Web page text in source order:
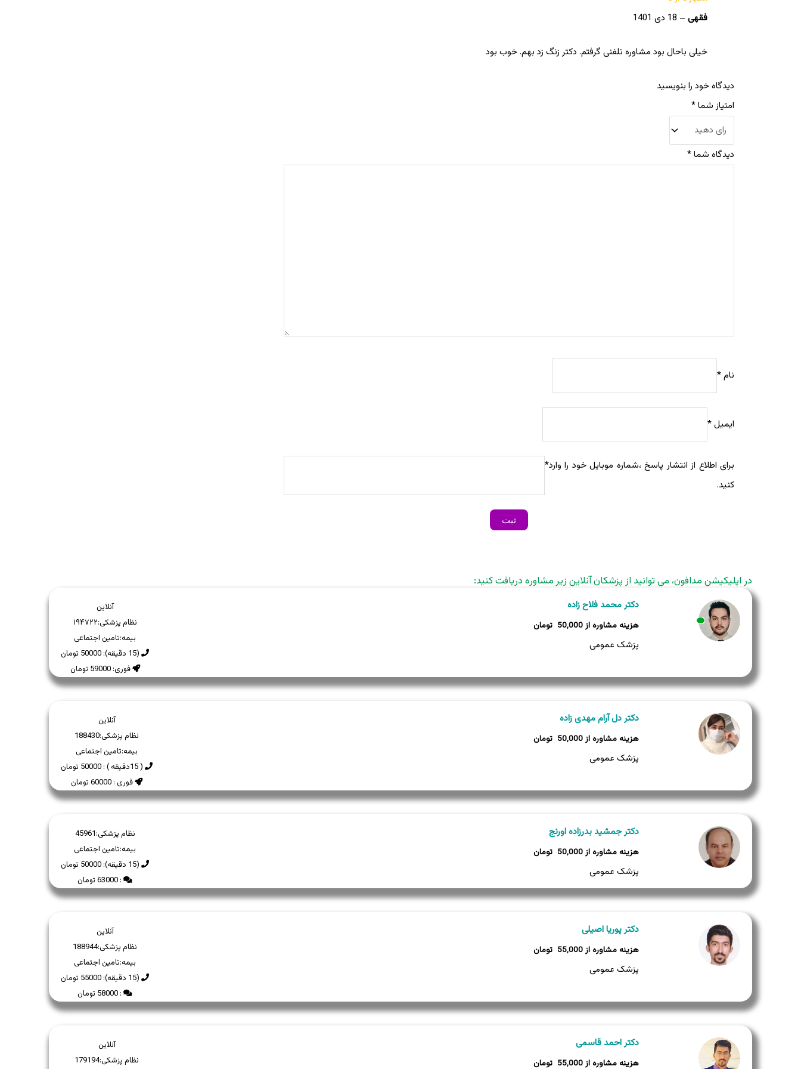
فقهی – 18 دی 1401
خیلی باحال بود مشاوره تلفنی گرفتم. دکتر زنگ زد بهم. خوب بود
دیدگاه خود را بنویسید
امتیاز شما*
دیدگاه شما*
نام*
ایمیل*
برای اطلاع از انتشار پاسخ ،شماره موبایل خود را وارد
کنید.
*
در اپلیکیشن مدافون، می توانید از پزشکان آنلاین زیر مشاوره دریافت کنید:
آنلاین
نظام پزشکی:۱۹۴۷۲۲
بیمه:تامین اجتماعی
(15 دقیقه): 50000 تومان
فوری: 59000 تومان
دکتر محمد فلاح زاده
50,000
پزشک عمومی
آنلاین
نظام پزشکی:188430
بیمه:تامین اجتماعی
( 15دقیقه ) : 50000 تومان
فوری : 60000 تومان
دکتر دل آرام مهدی زاده
50,000
پزشک عمومی
نظام پزشکی:45961
بیمه:تامین اجتماعی
(15 دقیقه): 50000 تومان
: 63000 تومان
دکتر جمشید بدرزاده اورنج
50,000
پزشک عمومی
آنلاین
نظام پزشکی:188944
بیمه:تامین اجتماعی
(15 دقیقه): 55000 تومان
: 58000 تومان
دکتر پوریا اصیلی
55,000
پزشک عمومی
آنلاین
نظام پزشکی:179194
دکتر احمد قاسمی
55,000